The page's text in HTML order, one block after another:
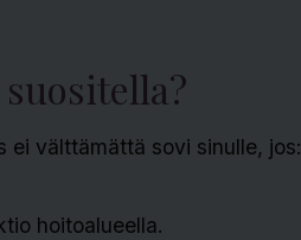
ei välttämättä sovi sinulle, jos:
hoitoalueella.